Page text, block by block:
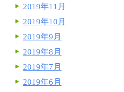
2019年11月
2019年10月
2019年9月
2019年8月
2019年7月
2019年6月